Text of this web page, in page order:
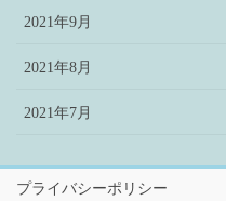
2021年9月
2021年8月
2021年7月
プライバシーポリシー